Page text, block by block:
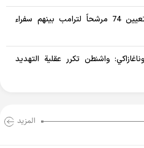
مجلس الشيوخ الأميركي يقر تعيين 74 مرشحاً لترامب بينهم سفراء
واشنطن تكرر عقلية التهديد
المزید